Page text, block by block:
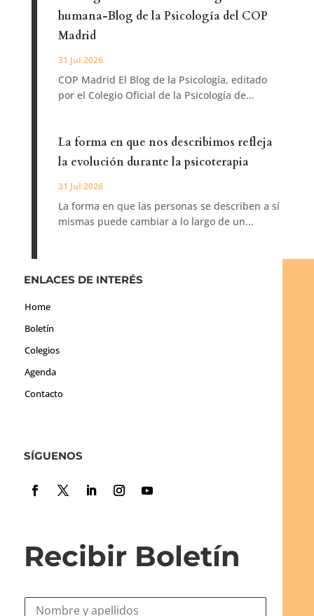
humana-Blog de la Psicología del COP
Madrid
31 Jul 2026
COP Madrid El Blog de la Psicología, editado
por el Colegio Oficial de la Psicología de...
La forma en que nos describimos refleja
la evolución durante la psicoterapia
31 Jul 2026
La forma en que las personas se describen a sí
mismas puede cambiar a lo largo de un...
ENLACES DE INTERÉS
Home
Boletín
Colegios
Agenda
Contacto
SÍGUENOS
Recibir Boletín
N